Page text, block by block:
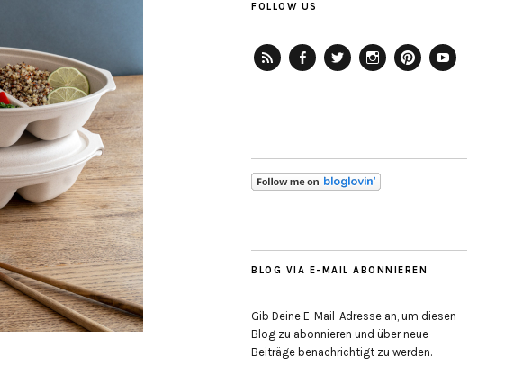
FOLLOW US
BLOG VIA E-MAIL ABONNIEREN
Gib Deine E-Mail-Adresse an, um diesen
Blog zu abonnieren und über neue
Beiträge benachrichtigt zu werden.